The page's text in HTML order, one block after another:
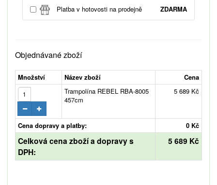
Platba v hotovosti na prodejně ZDARMA
Objednávané zboží
Množství Název zboží
Cena
Trampolína REBEL RBA-8005
457cm
5 689 Kč
Cena dopravy a platby: 0 Kč
Celková cena zboží a dopravy s
DPH:
5 689 Kč